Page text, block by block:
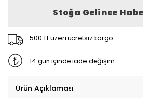
Stoğa Gelince
500 TL üzeri ücretsiz kargo
14 gün içinde iade değişim
Ürün Açıklaması